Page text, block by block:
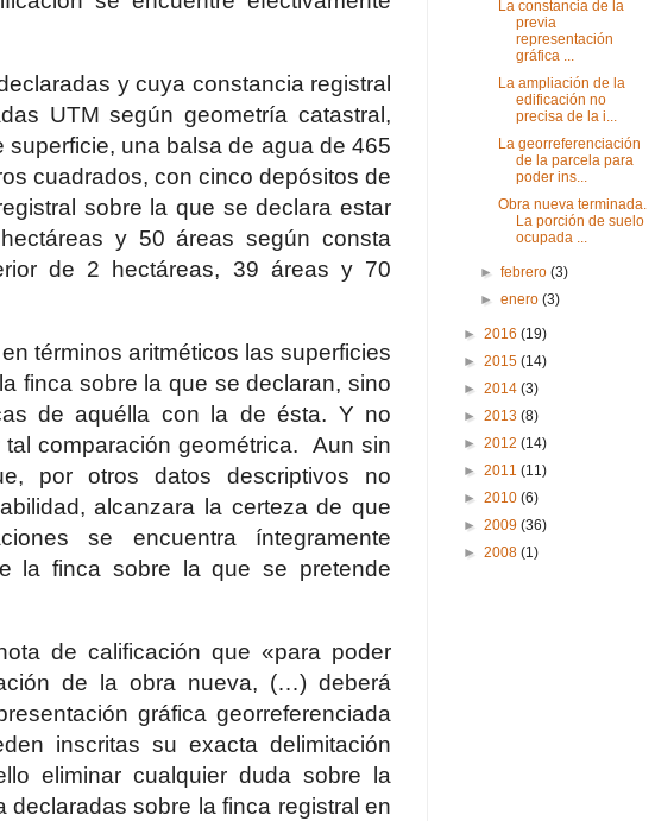
y cuya constancia registral
UTM según geometría catastral,
una balsa de agua de 465
cuadrados, con cinco depósitos de
sobre la que se declara estar
y 50 áreas según consta
de 2 hectáreas, 39 áreas y 70
términos aritméticos las superficies
finca sobre la que se declaran, sino
de aquélla con la de ésta. Y no
comparación geométrica.
Aun sin
por otros datos descriptivos no
alcanzara la certeza de que
se encuentra íntegramente
la finca sobre la que se pretende
de calificación que «para poder
de la obra nueva, (…) deberá
gráfica georreferenciada
inscritas su exacta delimitación
eliminar cualquier duda sobre la
sobre la finca registral en
La constancia de la
previa
representación
gráfica ...
La ampliación de la
edificación no
precisa de la i...
La georreferenciación
de la parcela para
poder ins...
Obra nueva terminada.
La porción de suelo
ocupada ...
►febrero(3)
►enero(3)
► 2016 (19)
► 2015 (14)
► 2014 (3)
► 2013 (8)
► 2012 (14)
► 2011 (11)
► 2010 (6)
► 2009 (36)
► 2008 (1)